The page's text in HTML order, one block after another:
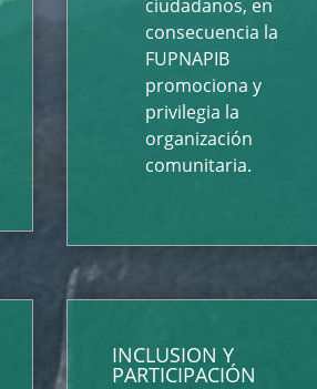
ciudadanos, en
consecuencia la
FUPNAPIB
promociona y
privilegia la
organización
comunitaria.
INCLUSION Y
PARTICIPACIÓN